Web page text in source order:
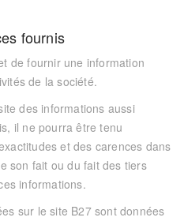
fournis
de fournir une information
de la société.
des informations aussi
il ne pourra être tenu
et des carences dans
son fait ou du fait des tiers
informations.
sur le site B27sont données